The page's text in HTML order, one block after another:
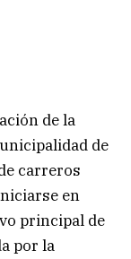
de la
de
carreros
en
principal de
por la